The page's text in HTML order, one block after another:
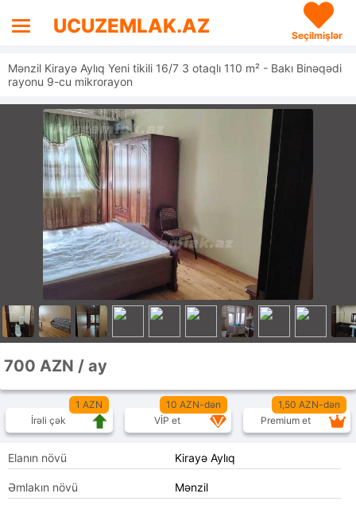
UCUZEMLAK.AZ Seçilmişlər
Mənzil Kirayə Aylıq Yeni tikili 16/7 3 otaqlı 110 m² - Bakı Binəqədi
rayonu 9-cu mikrorayon
700 AZN / ay
1 AZN
İrəli çək
10 AZN-dən
VİP et
1,50 AZN-dən
Premium et
Elanın növü Kirayə Aylıq
Əmlakın növü Mənzil